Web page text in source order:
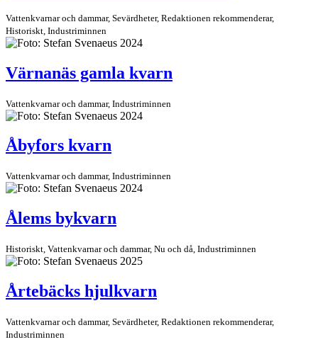
Vattenkvarnar och dammar, Sevärdheter, Redaktionen rekommen­derar,
Historiskt, Industriminnen
Värnanäs gamla kvarn
Vattenkvarnar och dammar, Industriminnen
Åbyfors kvarn
Vattenkvarnar och dammar, Industriminnen
Ålems bykvarn
Historiskt, Vattenkvarnar och dammar, Nu och då, Industriminnen
Årtebäcks hjulkvarn
Vattenkvarnar och dammar, Sevärdheter, Redaktionen rekommen­derar,
Industriminnen